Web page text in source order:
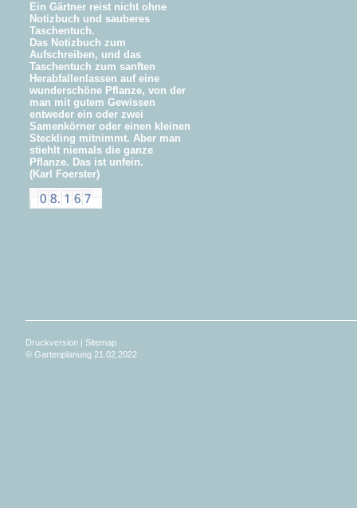
Ein Gärtner reist nicht ohne
Notizbuch und sauberes
Taschentuch.
Das Notizbuch zum
Aufschreiben, und das
Taschentuch zum sanften
Herabfallenlassen auf eine
wunderschöne Pflanze, von der
man mit gutem Gewissen
entweder ein oder zwei
Samenkörner oder einen kleinen
Steckling mitnimmt. Aber man
stiehlt niemals die ganze
Pflanze. Das ist unfein.
(Karl Foerster)
Druckversion | Sitemap
© Gartenplanung 21.02.2022